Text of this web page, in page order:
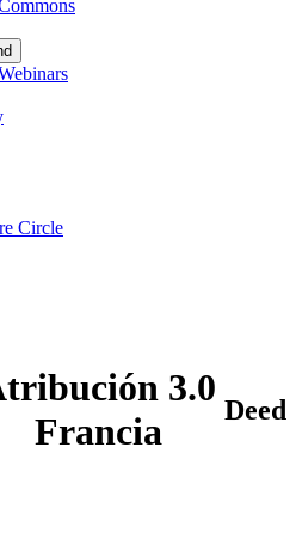
Circle
3.0
Francia
Deed